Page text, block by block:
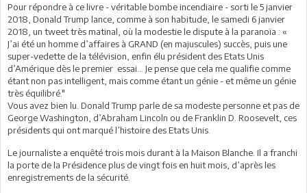
Pour répondre à ce livre - véritable bombe incendiaire - sorti le 5 janvier
2018, Donald Trump lance, comme à son habitude, le samedi 6 janvier
2018, un tweet très matinal, où la modestie le dispute à la paranoïa : «
J’ai été un homme d’affaires à GRAND (en majuscules) succès, puis une
super-vedette de la télévision, enfin élu président des Etats Unis
d’Amérique dès le premier essai… Je pense que cela me qualifie comme
étant non pas intelligent, mais comme étant un génie - et même un génie
très équilibré."
Vous avez bien lu. Donald Trump parle de sa modeste personne et pas de
George Washington, d’Abraham Lincoln ou de Franklin D. Roosevelt, ces
présidents qui ont marqué l’histoire des Etats Unis.
Le journaliste a enquêté trois mois durant à la Maison Blanche. Il a franchi
la porte de la Présidence plus de vingt fois en huit mois, d’après les
enregistrements de la sécurité.